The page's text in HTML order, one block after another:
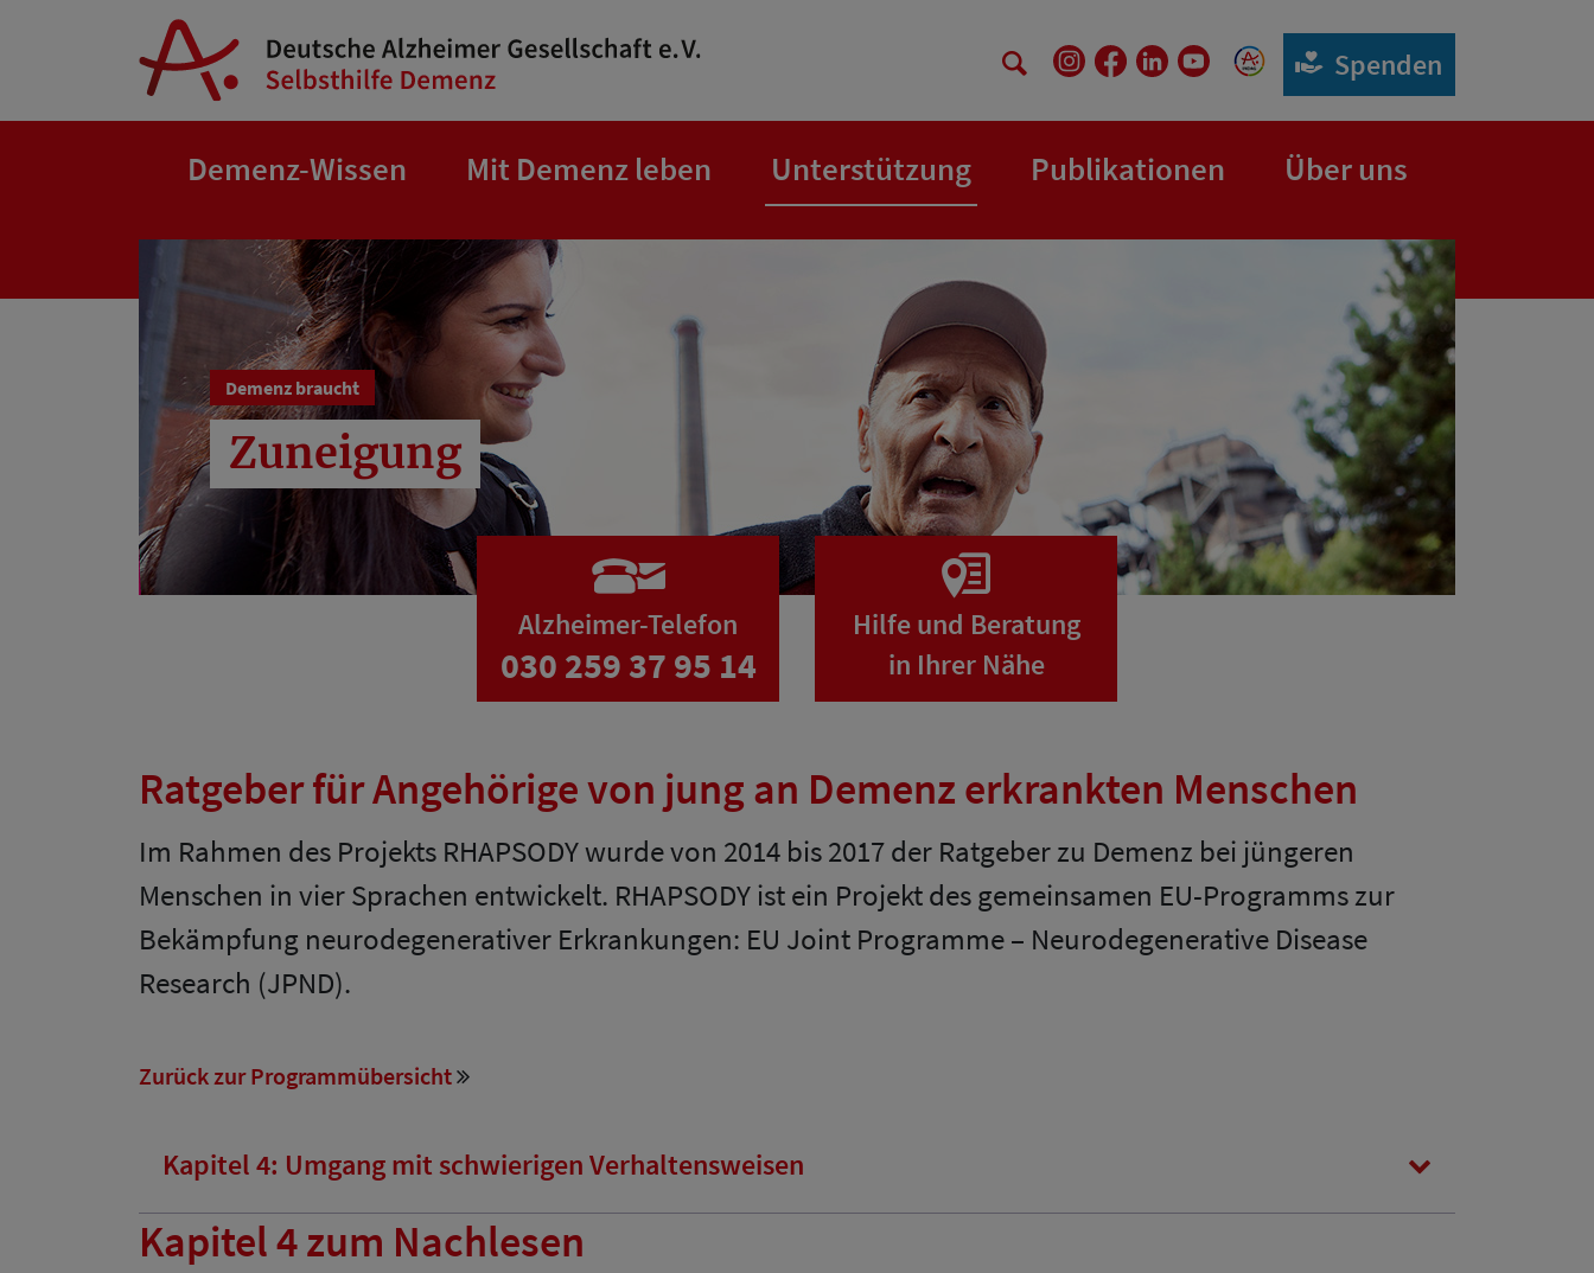
Springe zum Hauptinhalt
Spenden
Demenz-Wissen Mit Demenz leben Unterstützung Publikationen Über uns
Demenz braucht
Zuneigung
Alzheimer-Telefon
030 259 37 95 14
Hilfe und Beratung
in Ihrer Nähe
Ratgeber für Angehörige von jung an Demenz erkrankten Menschen
Im Rahmen des Projekts RHAPSODY wurde von 2014 bis 2017 der Ratgeber zu Demenz bei jüngeren
Menschen in vier Sprachen entwickelt. RHAPSODY ist ein Projekt des gemeinsamen EU-Programms zur
Bekämpfung neurodegenerativer Erkrankungen: EU Joint Programme – Neurodegenerative Disease
Research (JPND).
Zurück zur Programmübersicht
Kapitel 4: Umgang mit schwierigen Verhaltensweisen
Kapitel 4 zum Nachlesen